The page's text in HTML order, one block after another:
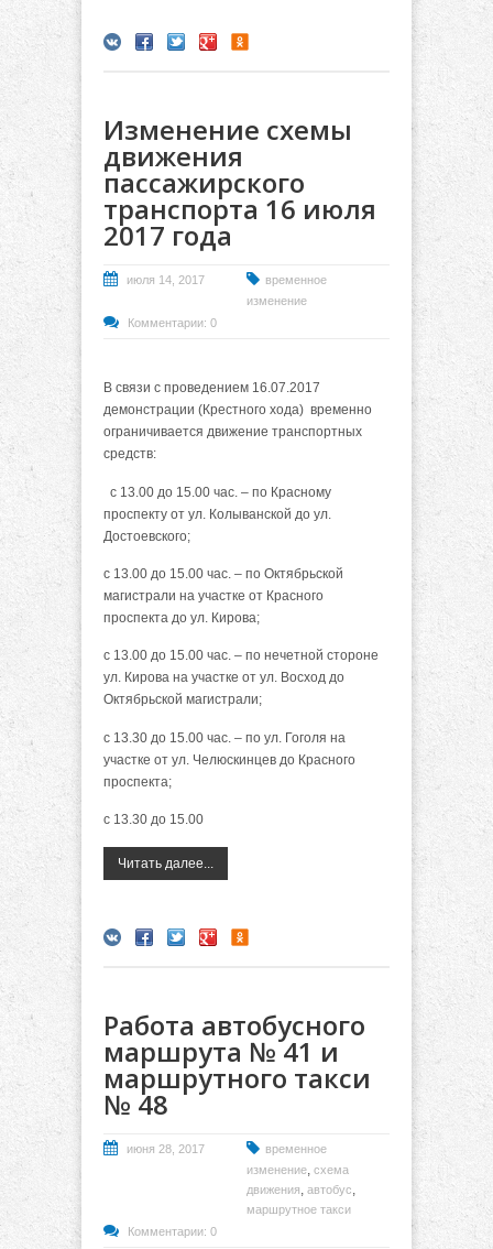
Изменение схемы
движения
пассажирского
транспорта 16 июля
2017 года
июля 14, 2017
временное
изменение
Комментарии: 0
В связи с проведением 16.07.2017
демонстрации (Крестного хода) временно
ограничивается движение транспортных
средств:
с 13.00 до 15.00 час. – по Красному
проспекту от ул. Колыванской до ул.
Достоевского;
с 13.00 до 15.00 час. – по Октябрьской
магистрали на участке от Красного
проспекта до ул. Кирова;
с 13.00 до 15.00 час. – по нечетной стороне
ул. Кирова на участке от ул. Восход до
Октябрьской магистрали;
с 13.30 до 15.00 час. – по ул. Гоголя на
участке от ул. Челюскинцев до Красного
проспекта;
с 13.30 до 15.00
Читать далее...
Работа автобусного
маршрута № 41 и
маршрутного такси
№ 48
июня 28, 2017
временное
изменение схема
движения автобус
маршрутное такси
Комментарии: 0